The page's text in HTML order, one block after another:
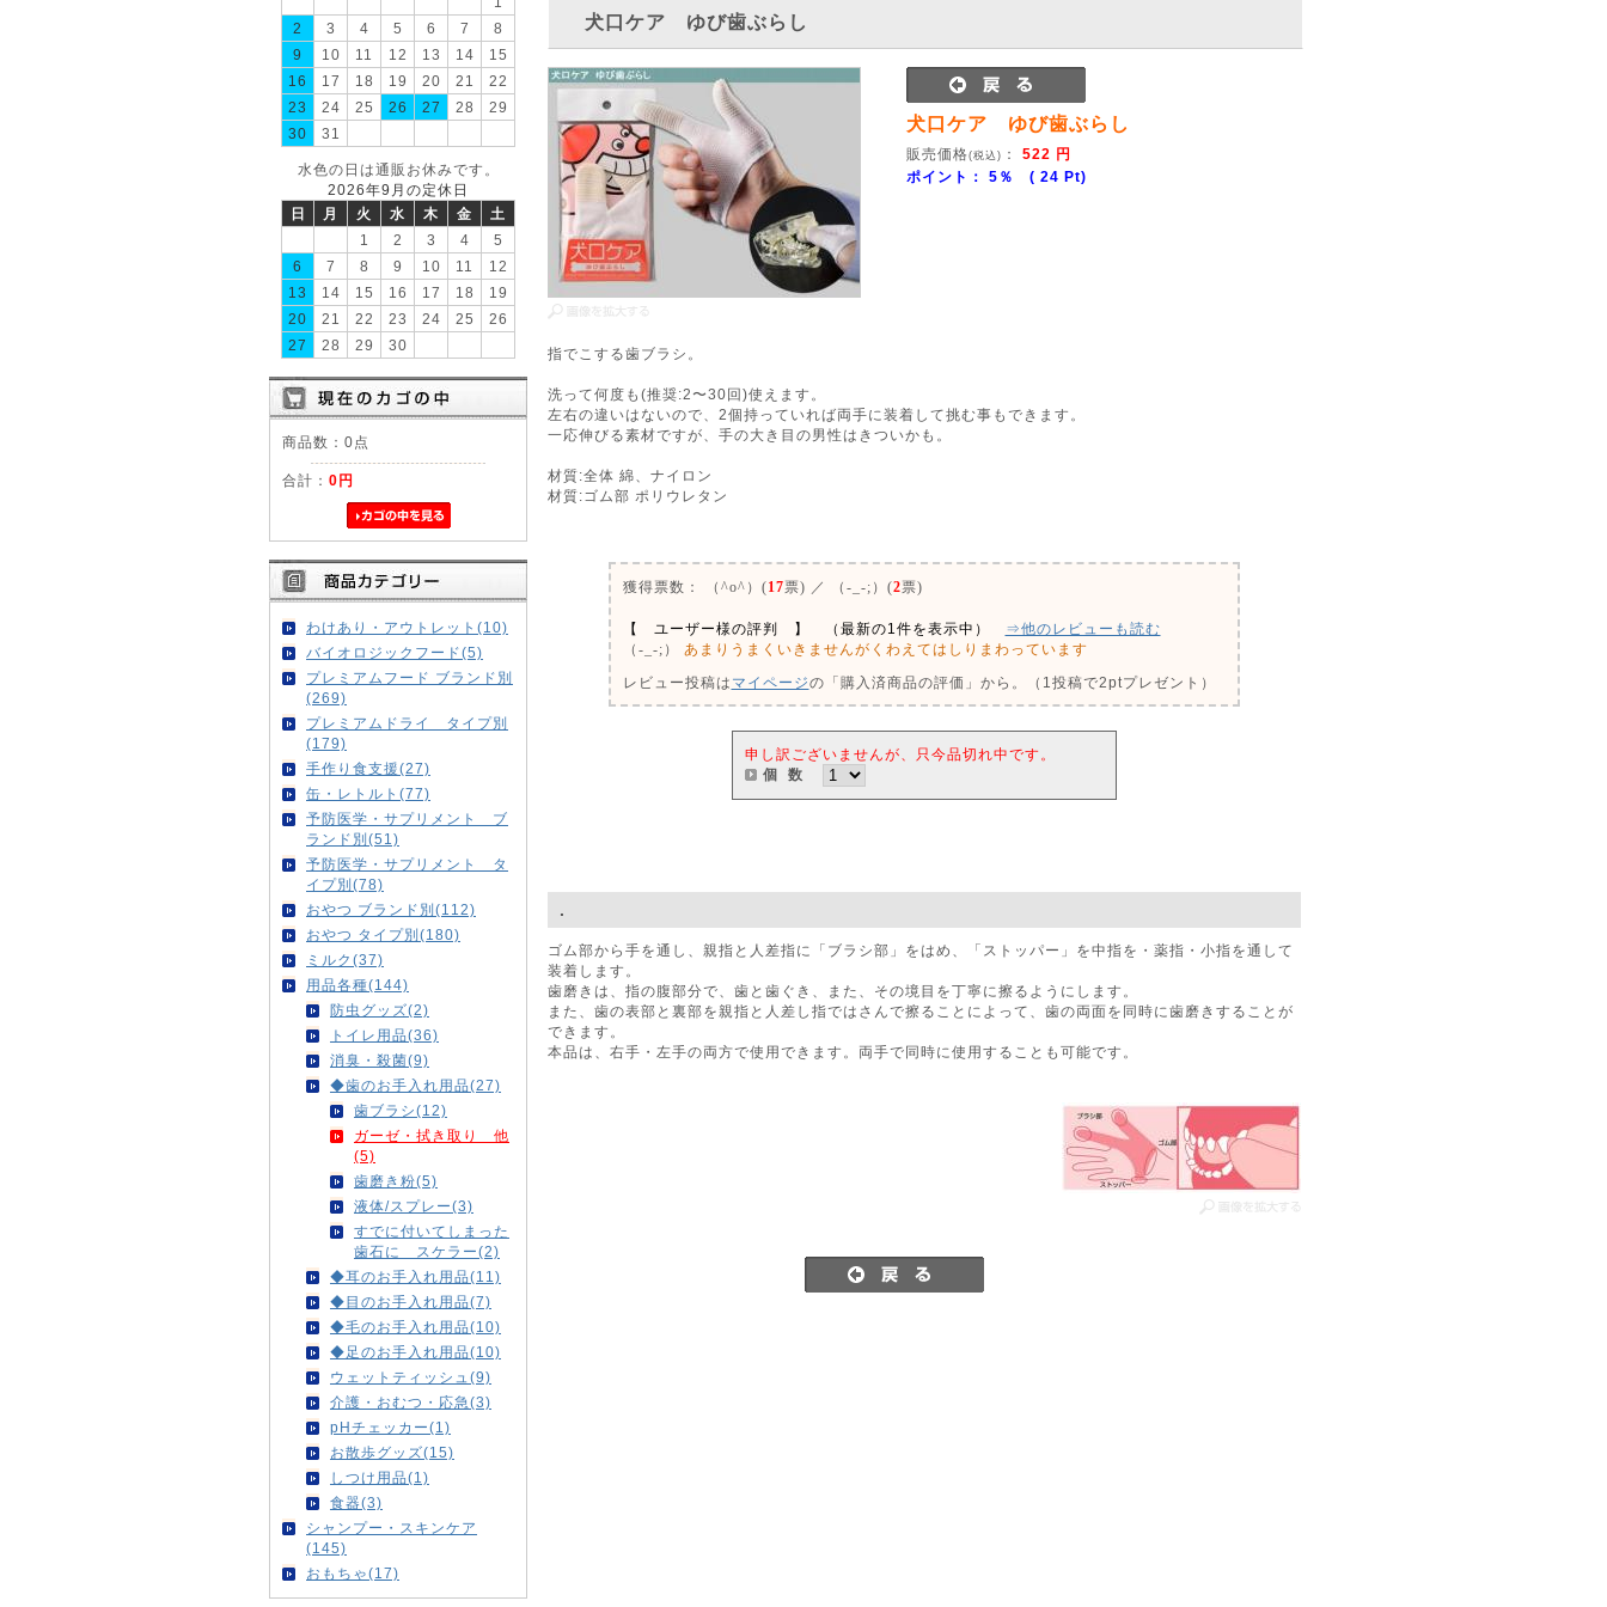
2
3 4 5 6 7
8
9
10 11 12 13 14
15
16
17 18 19 20 21
22
23
24 25 26 27 28
29
30
31
水色の日は通販お休みです。
2026年9月の定休日
日
月 火 水 木 金
土
1
2 3 4
5
6
7 8 9 10 11
12
13
14 15 16 17 18
19
20
21 22 23 24 25
26
27
28 29 30
商品数：0点
合計： 0円
わけあり・アウトレット(10)
バイオロジックフード(5)
プレミアムフード ブランド別
(269)
プレミアムドライ タイプ別
(179)
手作り食支援(27)
缶・レトルト(77)
予防医学・サプリメント ブ
ランド別(51)
予防医学・サプリメント タ
イプ別(78)
おやつ ブランド別(112)
おやつ タイプ別(180)
ミルク(37)
用品各種(144)
防虫グッズ(2)
トイレ用品(36)
消臭・殺菌(9)
◆歯のお手入れ用品(27)
歯ブラシ(12)
ガーゼ・拭き取り 他
(5)
歯磨き粉(5)
液体/スプレー(3)
すでに付いてしまった
歯石に スケラー(2)
◆耳のお手入れ用品(11)
◆目のお手入れ用品(7)
◆毛のお手入れ用品(10)
◆足のお手入れ用品(10)
ウェットティッシュ(9)
介護・おむつ・応急(3)
pHチェッカー(1)
お散歩グッズ(15)
しつけ用品(1)
食器(3)
シャンプー・スキンケア
(145)
おもちゃ(17)
犬口ケア ゆび歯ぶらし
犬口ケア ゆび歯ぶらし
販売価格(税込) ： 522 円
ポイント： 5％ ( 24 Pt)
指でこする歯ブラシ。
洗って何度も(推奨:2〜30回)使えます。
左右の違いはないので、2個持っていれば両手に装着して挑む事もできます。
一応伸びる素材ですが、手の大き目の男性はきついかも。
材質:全体 綿、ナイロン
材質:ゴム部 ポリウレタン
獲得票数： （^o^）(17票) ／ （-_-;）(2票)
【 ユーザー様の評判 】 （最新の1件を表示中）
⇒他のレビューも読む
（-_-;）
あまりうまくいきませんがくわえてはしりまわっています
レビュー投稿は マイページの「購入済商品の評価」から。（1投稿で2ptプレゼント）
申し訳ございませんが、只今品切れ中です。
個 数
.
ゴム部から手を通し、親指と人差指に「ブラシ部」をはめ、「ストッパー」を中指を・薬指・小指を通して
装着します。
歯磨きは、指の腹部分で、歯と歯ぐき、また、その境目を丁寧に擦るようにします。
また、歯の表部と裏部を親指と人差し指ではさんで擦ることによって、歯の両面を同時に歯磨きすることが
できます。
本品は、右手・左手の両方で使用できます。両手で同時に使用することも可能です。